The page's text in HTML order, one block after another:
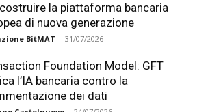
la piattaforma bancaria
di nuova generazione
BitMAT - 31/07/2026
Foundation Model: GFT
l’IA bancaria contro la
dei dati